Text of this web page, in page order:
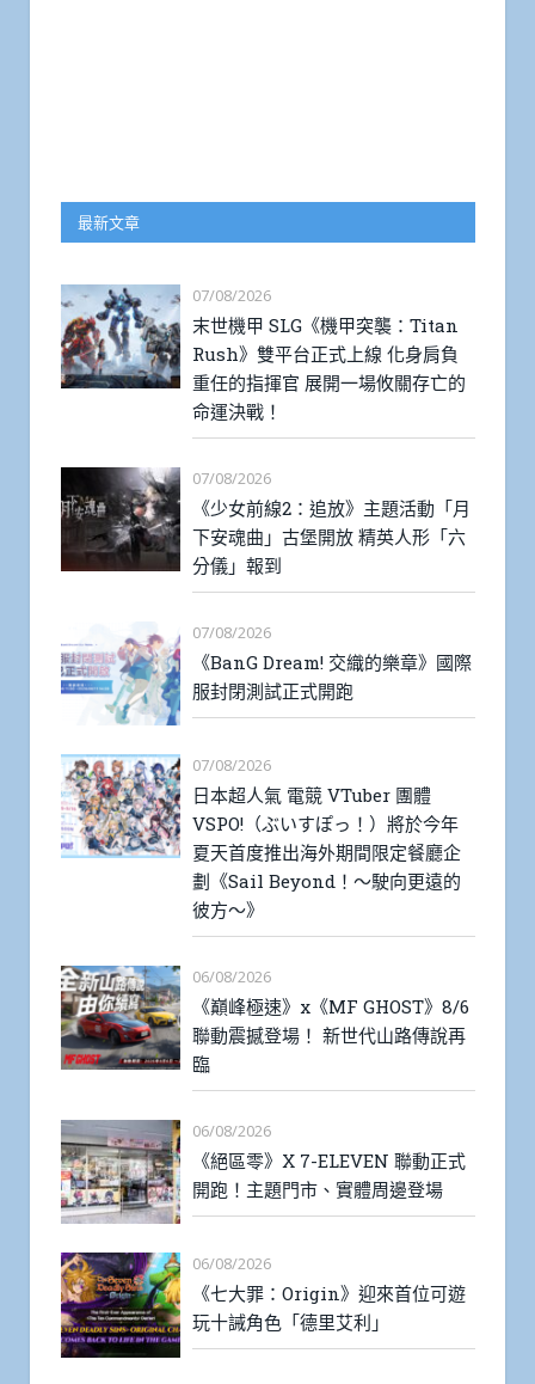
最新文章
07/08/2026
末世機甲 SLG《機甲突襲：Titan
Rush》雙平台正式上線 化身肩負
重任的指揮官 展開一場攸關存亡的
命運決戰！
07/08/2026
《少女前線2：追放》主題活動「月
下安魂曲」古堡開放 精英人形「六
分儀」報到
07/08/2026
《BanG Dream! 交織的樂章》國際
服封閉測試正式開跑
07/08/2026
日本超人氣 電競 VTuber 團體
VSPO!（ぶいすぽっ！）將於今年
夏天首度推出海外期間限定餐廳企
劃《Sail Beyond！～駛向更遠的
彼方～》
06/08/2026
《巔峰極速》x《MF GHOST》8/6
聯動震撼登場！ 新世代山路傳說再
臨
06/08/2026
《絕區零》X 7-ELEVEN 聯動正式
開跑！主題門市、實體周邊登場
06/08/2026
《七大罪：Origin》迎來首位可遊
玩十誡角色「德里艾利」